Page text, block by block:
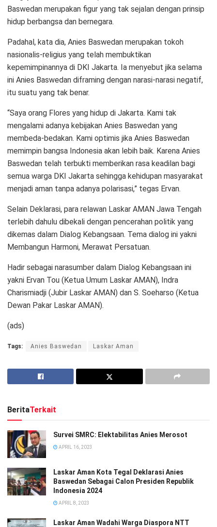
Baswedan merupakan figur yang tak sejalan dengan prinsip
hidup berbangsa dan bernegara.
Padahal, kata dia, Anies Baswedan merupakan tokoh
nasionalis-religius yang telah membuktikan
kepemimpinannya di DKI Jakarta. Ia menyebut jika selama
ini Anies Baswedan diframing dengan narasi-narasi negatif,
itu suatu yang tak benar.
“Saya orang Flores yang hidup di Jakarta. Kami tak
mengalami adanya kebijakan Anies Baswedan yang
membeda-bedakan. Kami optimis jika Anies Baswedan
memimpin bangsa Indonesia akan lebih baik. Karena Anies
Baswedan telah terbukti memberikan rasa keadilan bagi
semua warga DKI Jakarta sehingga kehidupan masyarakat
menjadi aman tanpa adanya polarisasi,” tegas Ervan.
Selain Deklarasi, para relawan Laskar AMAN Jawa Tengah
terlebih dahulu dibekali dengan pencerahan politik yang
dikemas dalam Dialog Kebangsaan. Tema dialog ini yakni
Membangun Harmoni, Merawat Persatuan.
Hadir sebagai narasumber dalam Dialog Kebangsaan ini
yakni Ervan Tou (Ketua Umum Laskar AMAN), Indra
Charismiadji (Jubir Laskar AMAN) dan S. Soeharso (Ketua
Dewan Pakar Laskar AMAN).
(ads)
Tags: Anies Baswedan Laskar Aman
BeritaTerkait
Survei SMRC: Elektabilitas Anies Merosot
APRIL 16, 2023
Laskar Aman Kota Tegal Deklarasi Anies
Baswedan Sebagai Calon Presiden Republik
Indonesia 2024
APRIL 8, 2023
Laskar Aman Wadahi Warga Diaspora NTT